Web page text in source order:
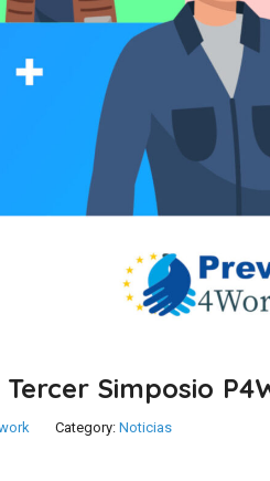
Simposio
Category: Noticias